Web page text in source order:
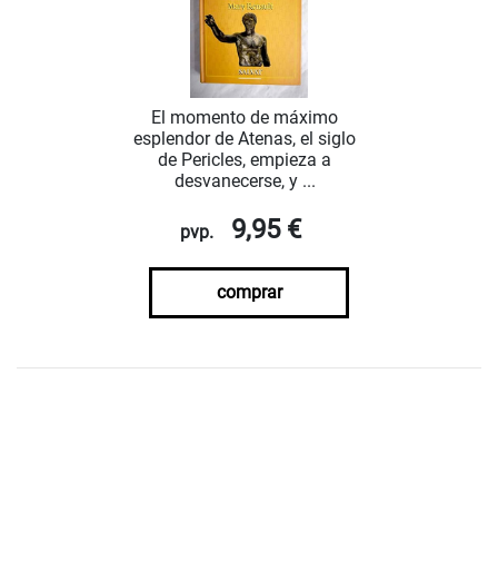
El momento de máximo
esplendor de Atenas, el siglo
de Pericles, empieza a
desvanecerse, y ...
pvp. 9,95 €
comprar